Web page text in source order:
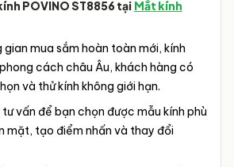
POVINO ST8856 tại Mắt kính
gian mua sắm hoàn toàn mới, kính
cách châu Âu, khách hàng có
và thử kính không giới hạn.
vấn để bạn chọn được mẫu kính phù
mặt, tạo điểm nhấn và thay đổi